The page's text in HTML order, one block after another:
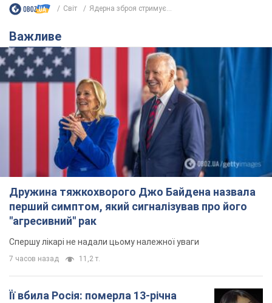
Світ Ядерна зброя стримує...
Важливе
Дружина тяжкохворого Джо Байдена назвала
перший симптом, який сигналізував про його
"агресивний" рак
Спершу лікарі не надали цьому належної уваги
7 часов назад 11,2 т.
Її вбила Росія: померла 13-річна